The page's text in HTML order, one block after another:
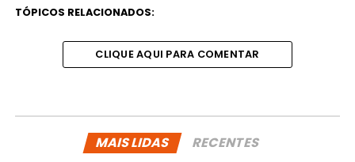
TÓPICOS RELACIONADOS:
CLIQUE AQUI PARA COMENTAR
MAIS LIDAS RECENTES